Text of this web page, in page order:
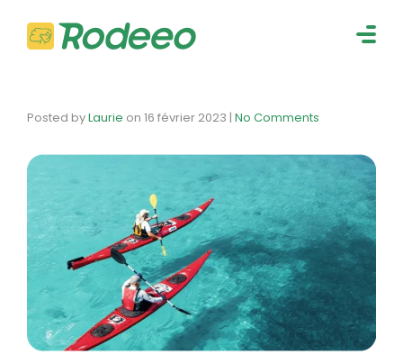
Posted byLaurie on 16 février 2023 | No Comments